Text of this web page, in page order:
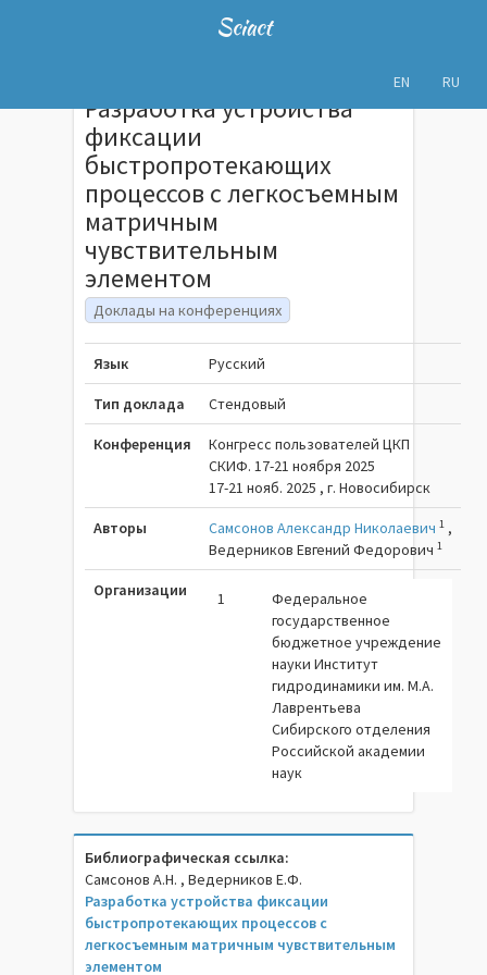
Sciact
EN RU
Разработка устройства
фиксации
быстропротекающих
процессов с легкосъемным
матричным
чувствительным
элементом
Доклады на конференциях
Язык Русский
Тип доклада Стендовый
Конференция
Конгресс пользователей ЦКП
СКИФ. 17-21 ноября 2025
17-21 нояб. 2025 , г. Новосибирск
Авторы Самсонов Александр Николаевич 1 ,
Ведерников Евгений Федорович1
Организации 1
Федеральное
государственное
бюджетное учреждение
науки Институт
гидродинамики им. М.А.
Лаврентьева
Сибирского отделения
Российской академии
наук
Библиографическая ссылка:
Самсонов А.Н. , Ведерников Е.Ф.
Разработка устройства фиксации
быстропротекающих процессов с
легкосъемным матричным чувствительным
элементом